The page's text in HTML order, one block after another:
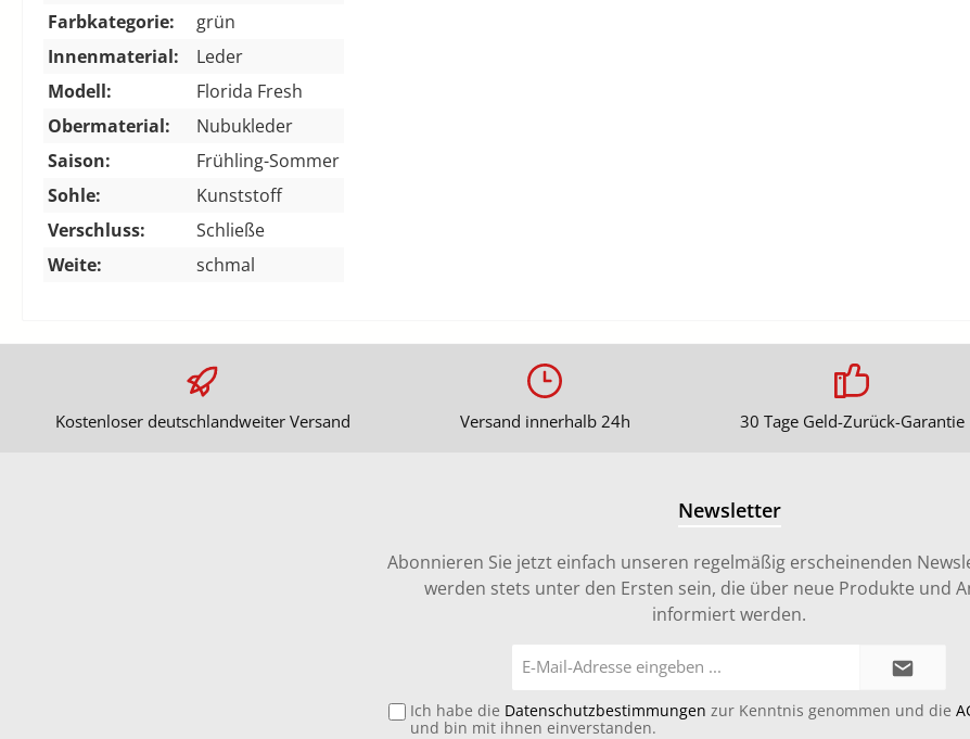
Farbkategorie:
grün
Innenmaterial:
Leder
Modell:
Florida Fresh
Obermaterial:
Nubukleder
Saison:
Frühling-Sommer
Sohle:
Kunststoff
Verschluss:
Schließe
Weite:
schmal
Kostenloser deutschlandweiter Versand Versand innerhalb 24h 30 Tage Geld-Zurück-Garantie
Newsletter
Abonnieren Sie jetzt einfach unseren regelmäßig erscheinenden
werden stets unter den Ersten sein, die über neue Produkte und
informiert werden.
Mail-
Ich habe die Datenschutzbestimmungen zur Kenntnis genommen und die
und bin mit ihnen einverstanden.